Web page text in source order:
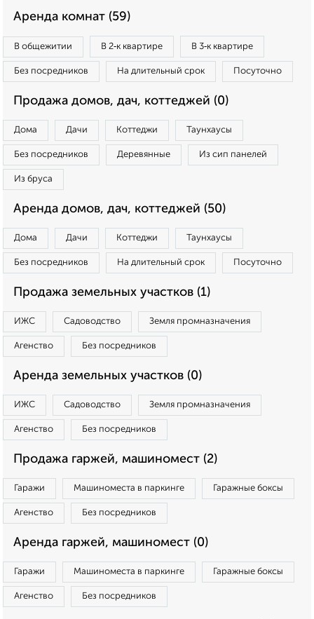
Аренда комнат (59)
В общежитии В 2‑к квартире В 3‑к квартире
Без посредников На длительный срок Посуточно
Продажа домов, дач, коттеджей (0)
Дома Дачи Коттеджи Таунхаусы
Без посредников Деревянные Из сип панелей
Из бруса
Аренда домов, дач, коттеджей (50)
Дома Дачи Коттеджи Таунхаусы
Без посредников На длительный срок Посуточно
Продажа земельных участков (1)
ИЖС Садоводство Земля промназначения
Агенство Без посредников
Аренда земельных участков (0)
ИЖС Садоводство Земля промназначения
Агенство Без посредников
Продажа гаржей, машиномест (2)
Гаражи Машиноместа в паркинге Гаражные боксы
Агенство Без посредников
Аренда гаржей, машиномест (0)
Гаражи Машиноместа в паркинге Гаражные боксы
Агенство Без посредников